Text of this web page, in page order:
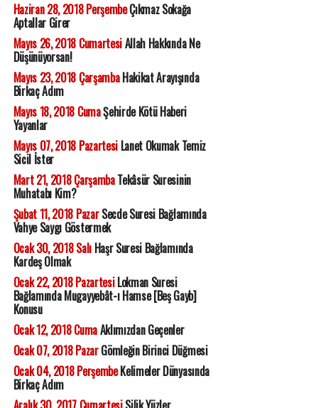
Haziran 28, 2018 PerşembeÇıkmaz Sokağa
Aptallar Girer
Mayıs 26, 2018 CumartesiAllah Hakkında Ne
Düşünüyorsan!
Mayıs 23, 2018 ÇarşambaHakikat Arayışında
Birkaç Adım
Mayıs 18, 2018 CumaŞehirde Kötü Haberi
Yayanlar
Mayıs 07, 2018 PazartesiLanet Okumak Temiz
Sicil İster
Mart 21, 2018 ÇarşambaTekâsür Suresinin
Muhatabı Kim?
Şubat 11, 2018 PazarSecde Suresi Bağlamında
Vahye Saygı Göstermek
Ocak 30, 2018 SalıHaşr Suresi Bağlamında
Kardeş Olmak
Ocak 22, 2018 PazartesiLokman Suresi
Bağlamında Mugayyebât-ı Hamse [Beş Gayb]
Konusu
Ocak 12, 2018 CumaAklımızdan Geçenler
Ocak 07, 2018 PazarGömleğin Birinci Düğmesi
Ocak 04, 2018 PerşembeKelimeler Dünyasında
Birkaç Adım